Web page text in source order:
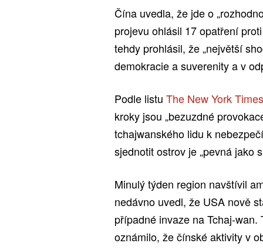
Čína uvedla, že jde o
projevu ohlásil 17 opatření
tehdy prohlásil, že „největší
demokracie a suverenity a v
Podle listu The New York Times
kroky jsou „bezuzdné
tchajwanského lidu k
sjednotit ostrov je „pevná jako
Minulý týden region navštívil
nedávno uvedl, že USA nově
případné invaze na Tchaj-
oznámilo, že čínské aktivity v